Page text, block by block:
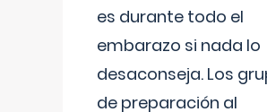
es durante todo el
embarazo si nada lo
desaconseja. Los
de preparación al